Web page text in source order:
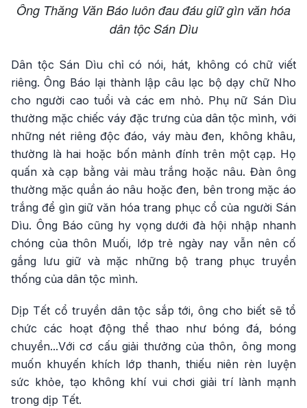
Ông Thăng Văn Báo luôn đau đáu giữ gìn văn hóa
dân tộc Sán Dìu
Dân tộc Sán Dìu chỉ có nói, hát, không có chữ viết
riêng. Ông Báo lại thành lập câu lạc bộ dạy chữ Nho
cho người cao tuổi và các em nhỏ. Phụ nữ Sán Dìu
thường mặc chiếc váy đặc trưng của dân tộc mình, với
những nét riêng độc đáo, váy màu đen, không khâu,
thường là hai hoặc bốn mảnh đính trên một cạp. Họ
quấn xà cạp bằng vải màu trắng hoặc nâu. Đàn ông
thường mặc quần áo nâu hoặc đen, bên trong mặc áo
trắng để gìn giữ văn hóa trang phục cổ của người Sán
Dìu. Ông Báo cũng hy vọng dưới đà hội nhập nhanh
chóng của thôn Muối, lớp trẻ ngày nay vẫn nên cố
gắng lưu giữ và mặc những bộ trang phục truyền
thống của dân tộc mình.
Dịp Tết cổ truyền dân tộc sắp tới, ông cho biết sẽ tổ
chức các hoạt động thể thao như bóng đá, bóng
chuyền...Với cơ cấu giải thưởng của thôn, ông mong
muốn khuyến khích lớp thanh, thiếu niên rèn luyện
sức khỏe, tạo không khí vui chơi giải trí lành mạnh
trong dịp Tết.